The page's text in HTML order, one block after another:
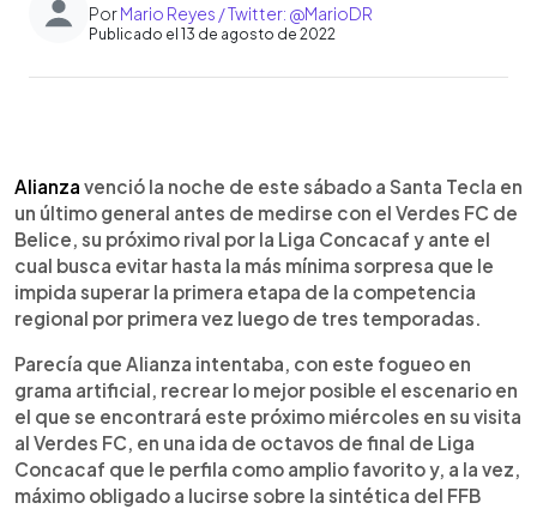
PorMario Reyes / Twitter: @MarioDR
Publicado el 13 de agosto de 2022
Escuchar artículo
Alianza venció la noche de este sábado a Santa Tecla en
un último general antes de medirse con el Verdes FC de
Belice, su próximo rival por la Liga Concacaf y ante el
cual busca evitar hasta la más mínima sorpresa que le
impida superar la primera etapa de la competencia
regional por primera vez luego de tres temporadas.
Parecía que Alianza intentaba, con este fogueo en
grama artificial, recrear lo mejor posible el escenario en
el que se encontrará este próximo miércoles en su visita
al Verdes FC, en una ida de octavos de final de Liga
Concacaf que le perfila como amplio favorito y, a la vez,
máximo obligado a lucirse sobre la sintética del FFB